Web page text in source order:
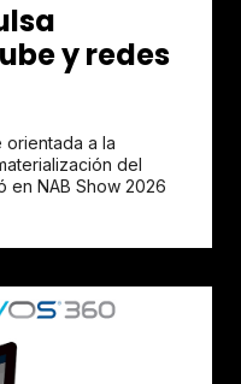
y redes
orientada a la
del
en NAB Show 2026